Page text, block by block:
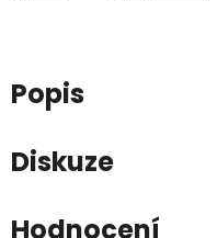
Popis
Diskuze
Hodnocení